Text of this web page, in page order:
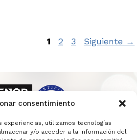
consentimiento
experiencias, utilizamos tecnologías
y/o acceder a la información del
Página
1 Página
2 Página
3 Siguiente →